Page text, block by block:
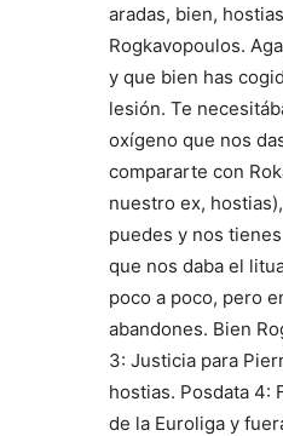
aradas, bien,
Rogkavopoulos.
y que bien has
lesión. Te
oxígeno que nos
compararte con
nuestro ex,
puedes y nos
que nos daba el
poco a poco, pero
abandones. Bien
3: Justicia para
hostias. Posdata 4:
de la Euroliga y